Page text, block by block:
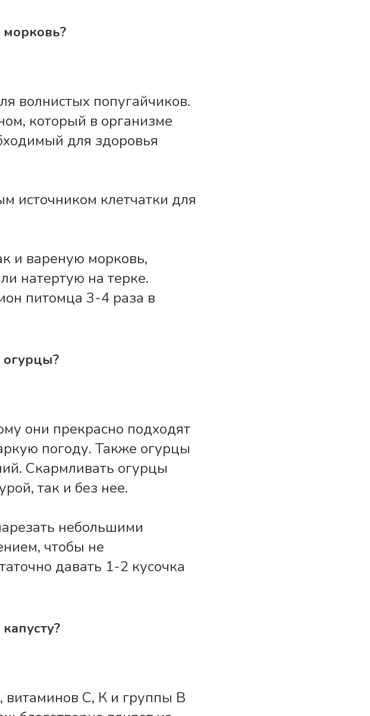
волнистых попугайчиков.
который в организме
для здоровья
источником клетчатки для
и вареную морковь,
натертую на терке.
питомца 3-4 раза в
они прекрасно подходят
погоду. Также огурцы
Скармливать огурцы
так и без нее.
небольшими
чтобы не
давать 1-2 кусочка
витаминов С, К и группы В